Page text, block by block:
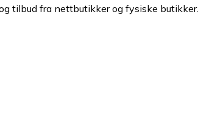
tilbud fra nettbutikker og fysiske butikker.